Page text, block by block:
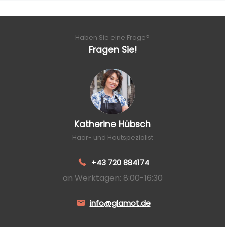
Haben Sie eine Frage?
Fragen Sie!
Katherine Hübsch
Haar- und Hautspezialist
+43 720 884174
an Werktagen: 8:00-16:30
info@glamot.de